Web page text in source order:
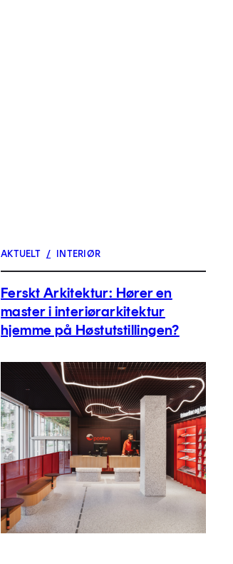
AKTUELT / INTERIØR
Ferskt Arkitektur: Hører en
master i interiørarkitektur
hjemme på Høstutstillingen?